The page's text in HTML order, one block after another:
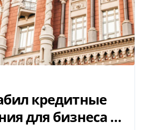
кредитные
для бизнеса и